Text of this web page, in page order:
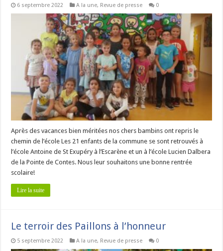
6 septembre 2022 A la une, Revue de presse 0
Après des vacances bien méritées nos chers bambins ont repris le
chemin de l’école Les 21 enfants de la commune se sont retrouvés à
l’école Antoine de St Exupéry à l’Escarène et un à l’école Lucien Dalbera
de la Pointe de Contes. Nous leur souhaitons une bonne rentrée
scolaire!
Lire la suite
Le terroir des Paillons à l’honneur
5 septembre 2022 A la une, Revue de presse 0